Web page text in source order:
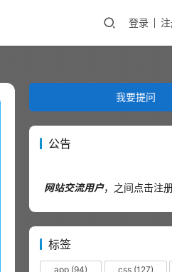
登录
我要提问
公告
网站交流用户，之间点击注
标签
app (94) css(127)